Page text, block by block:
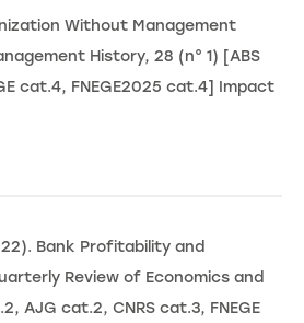
Without Management
History, 28 (n° 1) [ABS
cat.4, FNEGE2025 cat.4] Impact
Bank Profitability and
Review of Economics and
AJG cat.2, CNRS cat.3, FNEGE